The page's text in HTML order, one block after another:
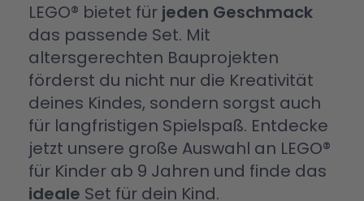
LEGO® bietet für jeden Geschmack
das passende Set. Mit
altersgerechten Bauprojekten
förderst du nicht nur die Kreativität
deines Kindes, sondern sorgst auch
für langfristigen Spielspaß. Entdecke
jetzt unsere große Auswahl an LEGO®
für Kinder ab 9 Jahren und finde das
ideale Set für dein Kind.